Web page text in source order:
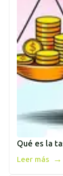
Qué es la
Leer más →